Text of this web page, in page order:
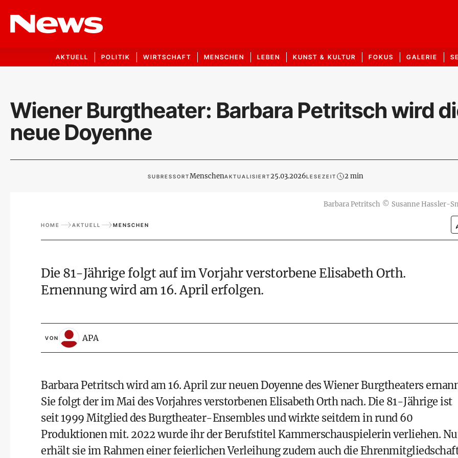
AKTUELL POLITIK WIRTSCHAFT MENSCHEN LEBEN KUNST & KULTUR FOKUS GALERIE
Wiener Burgtheater: Barbara Petritsch wird
neue Doyenne
SUBRESSORTMenschenAKTUALISIERT25.03.2026LESEZEIT 2 min
Barbara Petritsch © Susanne Hassler-
HOME AKTUELL MENSCHEN
Die 81-Jährige folgt auf im Vorjahr verstorbene Elisabeth Orth.
Ernennung wird am 16. April erfolgen.
VON APA
Barbara Petritsch wird am 16. April zur neuen Doyenne des Wiener Burgtheaters
Sie folgt der im Mai des Vorjahres verstorbenen Elisabeth Orth nach. Die 81-Jährige ist
seit 1999 Mitglied des Burgtheater-Ensembles und wirkte seitdem in rund 60
Produktionen mit. 2022 wurde ihr der Berufstitel Kammerschauspielerin verliehen.
erhält sie im Rahmen einer feierlichen Verleihung zudem auch die